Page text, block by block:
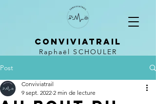
CONVIVIATRAIL
Raphaël SCHOULER
Post
Conviviatrail
9 sept. 2022 2 min de lecture